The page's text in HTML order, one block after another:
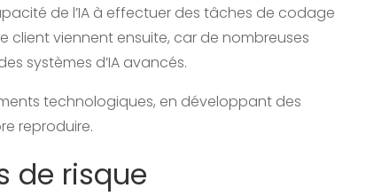
de l’IA à effectuer des tâches de codage
client viennent ensuite, car de nombreuses
systèmes d’IA avancés.
technologiques, en développant des
reproduire.
de risque